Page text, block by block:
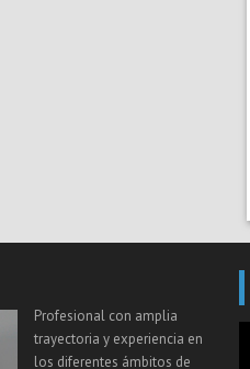
Profesional con amplia
trayectoria y experiencia en
los diferentes ámbitos de